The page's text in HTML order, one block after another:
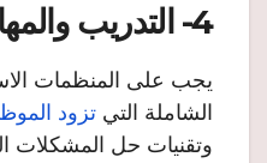
4- التدريب والمهارات غير الكافية
يجب على المنظمات
الشاملة التي تزود
وتقنيات حل المشكلات